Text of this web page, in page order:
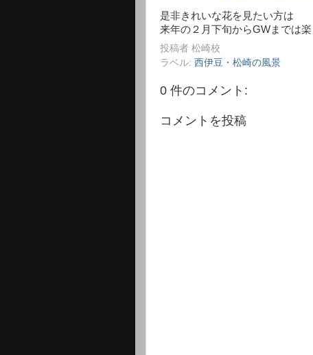
是非きれいな花を見たい方は
来年の２月下旬からGWまでは
投稿者 松崎校
ラベル: 西伊豆・松崎の風景
0 件のコメント:
コメントを投稿